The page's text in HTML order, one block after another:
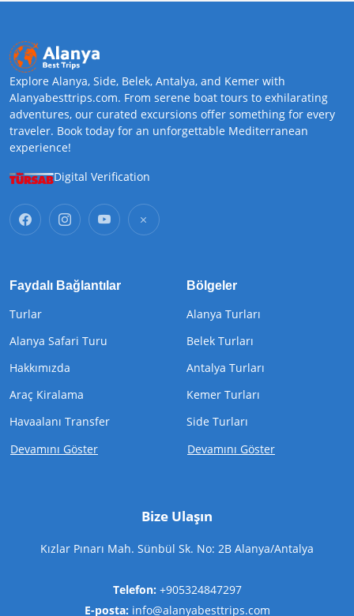
Explore Alanya, Side, Belek, Antalya, and Kemer with
Alanyabesttrips.com. From serene boat tours to exhilarating
adventures, our curated excursions offer something for every
traveler. Book today for an unforgettable Mediterranean
experience!
Digital Verification
Faydalı Bağlantılar
Turlar
Alanya Safari Turu
Hakkımızda
Araç Kiralama
Havaalanı Transfer
Devamını Göster
Bölgeler
Alanya Turları
Belek Turları
Antalya Turları
Kemer Turları
Side Turları
Devamını Göster
Bize Ulaşın
Kızlar Pınarı Mah. Sünbül Sk. No: 2B Alanya/Antalya
Telefon: +905324847297
E-posta: info@alanyabesttrips.com